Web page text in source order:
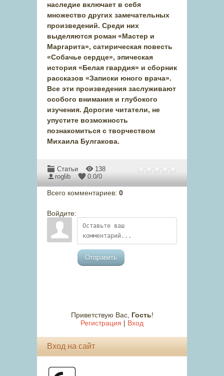
наследие включает в себя
множество других замечательных
произведений. Среди них
выделяются роман «Мастер и
Маргарита», сатирическая повесть
«Собачье сердце», эпическая
история «Белая гвардия» и сборник
рассказов «Записки юного врача».
Все эти произведения заслуживают
особого внимания и глубокого
изучения. Дорогие читатели, не
упустите возможность
познакомиться с творчеством
Михаила Булгакова.
Статьи
138
roglib
0.0/0
Всего комментариев: 0
Войдите:
Отправить
Приветствую Вас, Гость!
Регистрация | Вход
Вход на сайт